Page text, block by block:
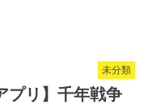
未分類
プリ】千年戦争